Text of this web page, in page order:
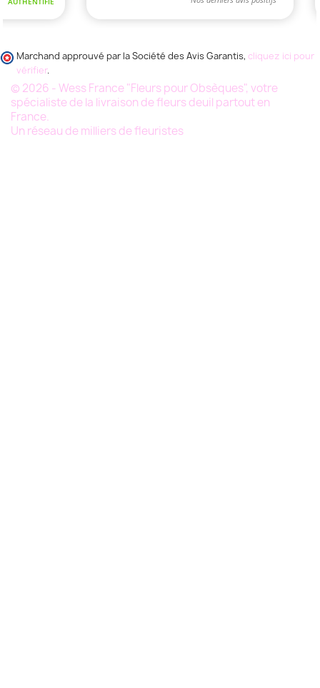
Marchand approuvé par la Société des Avis Garantis, cliquez ici pour
vérifier.
© 2026 - Wess France "Fleurs pour Obsèques", votre
spécialiste de la livraison de fleurs deuil partout en
France.
Un réseau de milliers de fleuristes